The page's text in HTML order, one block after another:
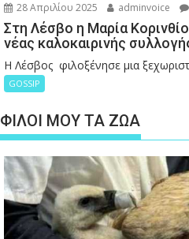
28 Απριλίου 2025 adminvoice
Στη Λέσβο η Μαρία
νέας καλοκαιρινής
Η Λέσβος φιλοξένησε μια
GOSSIP
ΦΙΛΟΙ ΜΟΥ ΤΑ ΖΩΑ